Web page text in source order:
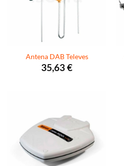
Antena DAB Televes
35,63€